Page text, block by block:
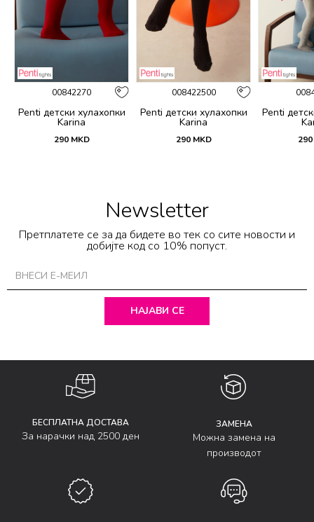
00842270
Penti детски хулахопки
Karina
290 MKD
008422500
Penti детски хулахопки
Karina
290 MKD
Penti
290
Newsletter
Претплатете се за да бидете во тек со сите новости и
добијте код со 10% попуст.
НАЈАВИ СЕ
БЕСПЛАТНА ДОСТАВА
За нарачки над 2500 ден
ЗАМЕНА
Можна замена на
производот